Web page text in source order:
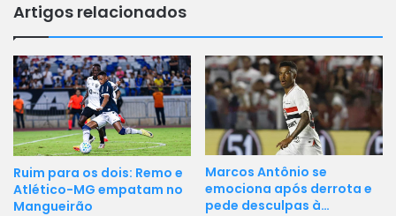
Artigos relacionados
Ruim para os dois: Remo e
Atlético-MG empatam no
Mangueirão
Marcos Antônio se
emociona após derrota e
pede desculpas à…